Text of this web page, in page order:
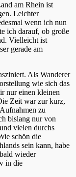
am Rhein ist
Leichter
wenn ich nun
ich darauf, ob große
Vielleicht ist
gerade am
Als Wanderer
wie sich das
nur einen kleinen
Zeit war zur kurz,
zu
bislang nur von
vielen durchs
schön die
sein kann, habe
wieder
in die